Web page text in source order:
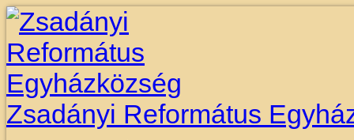
Zsadányi Református